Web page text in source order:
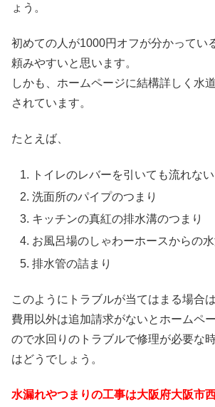
ょう。
初めての人が1000円オフが分かってい
頼みやすいと思います。
しかも、ホームページに結構詳しく水
されています。
たとえば、
トイレのレバーを引いても流れない
洗面所のパイプのつまり
キッチンの真紅の排水溝のつまり
お風呂場のしゃわーホースからの
排水管の詰まり
このようにトラブルが当てはまる場合
費用以外は追加請求がないとホームペ
ので水回りのトラブルで修理が必要な
はどうでしょう。
水漏れやつまりの工事は大阪府大阪市